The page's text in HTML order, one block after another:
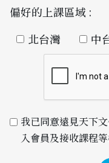
偏好的上課區域 :
北台灣
中
我已同意遠見天下
入會員及接收課程